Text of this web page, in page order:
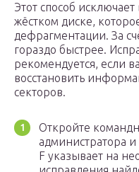
Этот способ
жёстком диске,
дефрагментации. За
гораздо быстрее.
рекомендуется, если
восстановить
секторов.
Откройте
администратора и
F указывает на